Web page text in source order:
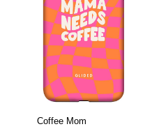
Coffee Mom